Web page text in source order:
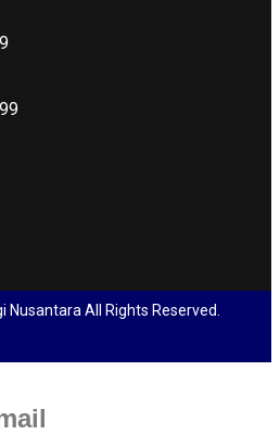
Nusantara All Rights Reserved.